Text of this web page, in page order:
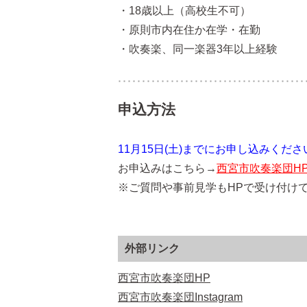
・18歳以上（高校生不可）
・原則市内在住か在学・在勤
・吹奏楽、同一楽器3年以上経験
申込方法
11月15日(土)までにお申し込みくださ
お申込みはこちら→西宮市吹奏楽団
※ご質問や事前見学もHPで受け付けて
外部リンク
西宮市吹奏楽団HP
西宮市吹奏楽団Instagram